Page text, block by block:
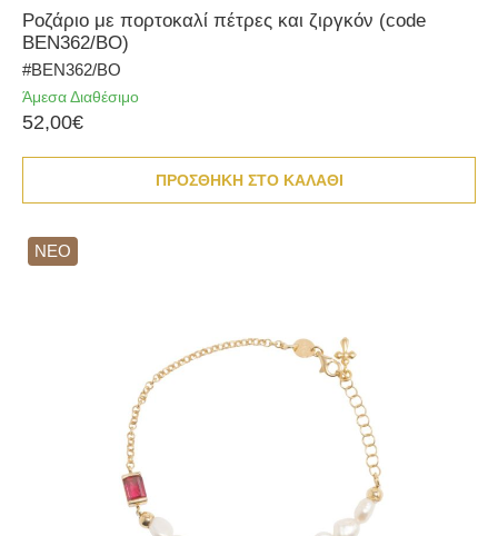
Ροζάριο με πορτοκαλί πέτρες και ζιργκόν (code
BEN362/BO)
#BEN362/BO
Άμεσα Διαθέσιμο
52,00€
ΠΡΟΣΘΗΚΗ ΣΤΟ ΚΑΛΑΘΙ
ΝΕΟ